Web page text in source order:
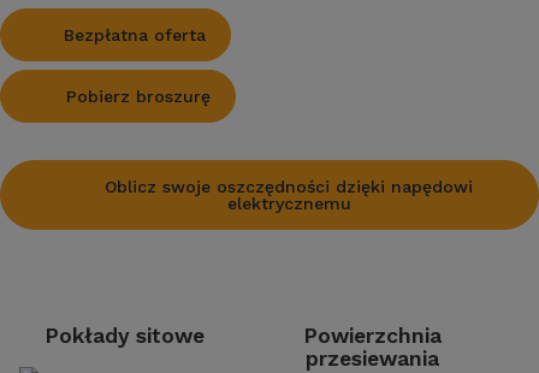
Bezpłatna oferta
Pobierz broszurę
Oblicz swoje oszczędności dzięki napędowi
elektrycznemu
Pokłady sitowe
Powierzchnia
przesiewania